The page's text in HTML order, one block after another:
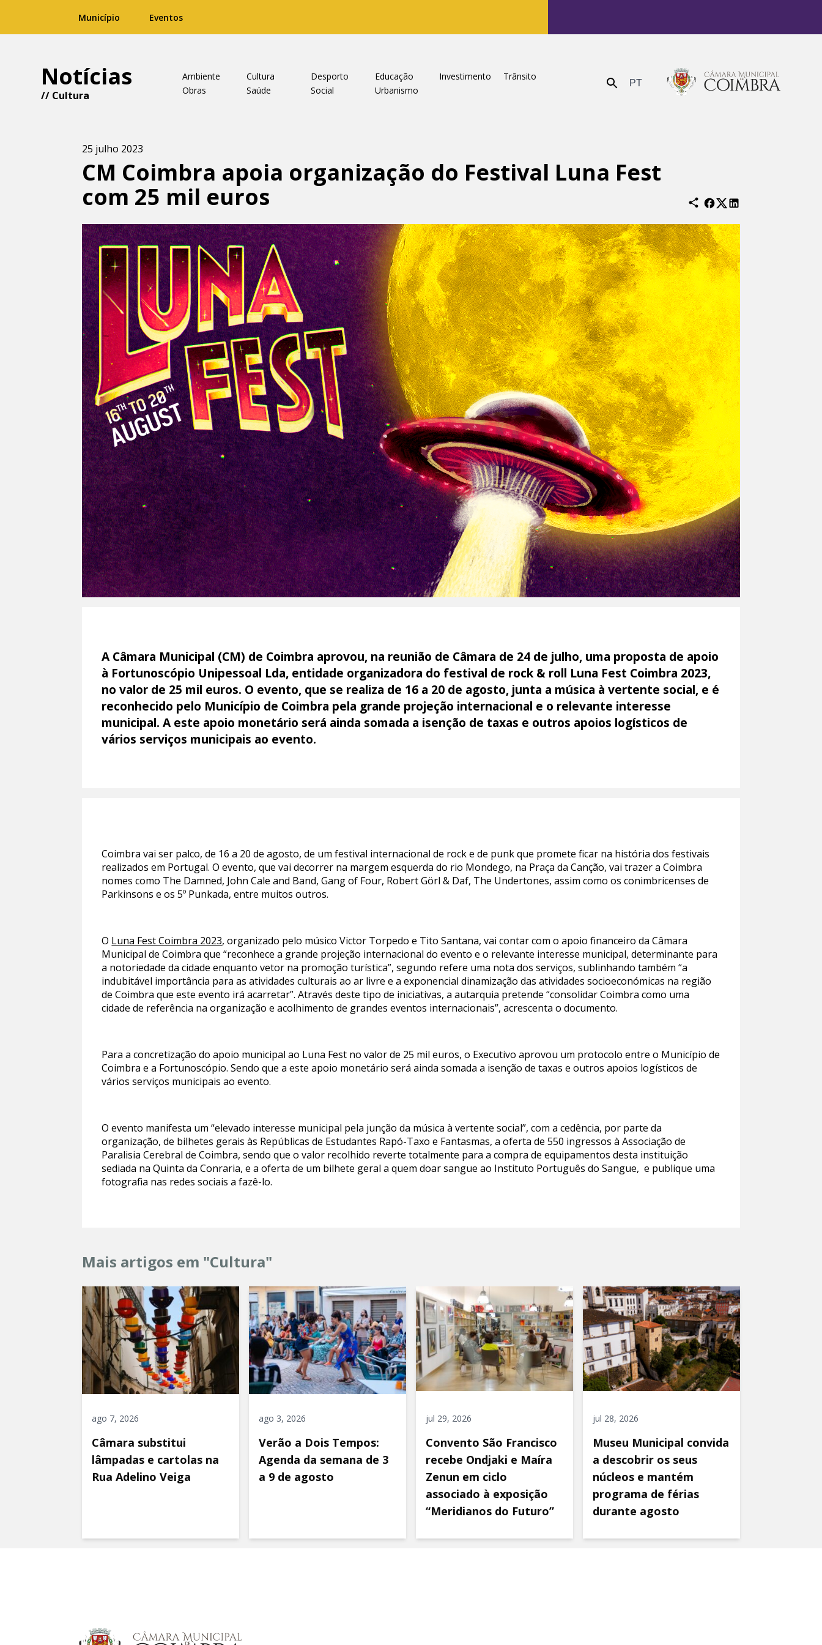
Município Eventos
Notícias
// Cultura
Ambiente Cultura Desporto Educação Investimento
Trânsito
Obras
Saúde Social Urbanismo Enviar PT
25 julho 2023
CM Coimbra apoia organização do Festival Luna Fest
com 25 mil euros
A Câmara Municipal (CM) de Coimbra aprovou, na reunião de Câmara de 24 de julho, uma proposta de apoio
à Fortunoscópio Unipessoal Lda, entidade organizadora do festival de rock & roll Luna Fest Coimbra 2023,
no valor de 25 mil euros. O evento, que se realiza de 16 a 20 de agosto, junta a música à vertente social, e é
reconhecido pelo Município de Coimbra pela grande projeção internacional e o relevante interesse
municipal. A este apoio monetário será ainda somada a isenção de taxas e outros apoios logísticos de
vários serviços municipais ao evento.
Coimbra vai ser palco, de 16 a 20 de agosto, de um festival internacional de rock e de punk que promete ficar na história dos festivais
realizados em Portugal. O evento, que vai decorrer na margem esquerda do rio Mondego, na Praça da Canção, vai trazer a Coimbra
nomes como The Damned, John Cale and Band, Gang of Four, Robert Görl & Daf, The Undertones, assim como os conimbricenses de
Parkinsons e os 5º Punkada, entre muitos outros.
O Luna Fest Coimbra 2023, organizado pelo músico Victor Torpedo e Tito Santana, vai contar com o apoio financeiro da Câmara
Municipal de Coimbra que “reconhece a grande projeção internacional do evento e o relevante interesse municipal, determinante para
a notoriedade da cidade enquanto vetor na promoção turística”, segundo refere uma nota dos serviços, sublinhando também “a
indubitável importância para as atividades culturais ao ar livre e a exponencial dinamização das atividades socioeconómicas na região
de Coimbra que este evento irá acarretar”. Através deste tipo de iniciativas, a autarquia pretende “consolidar Coimbra como uma
cidade de referência na organização e acolhimento de grandes eventos internacionais”, acrescenta o documento.
Para a concretização do apoio municipal ao Luna Fest no valor de 25 mil euros, o Executivo aprovou um protocolo entre o Município de
Coimbra e a Fortunoscópio. Sendo que a este apoio monetário será ainda somada a isenção de taxas e outros apoios logísticos de
vários serviços municipais ao evento.
O evento manifesta um “elevado interesse municipal pela junção da música à vertente social”, com a cedência, por parte da
organização, de bilhetes gerais às Repúblicas de Estudantes Rapó-Taxo e Fantasmas, a oferta de 550 ingressos à Associação de
Paralisia Cerebral de Coimbra, sendo que o valor recolhido reverte totalmente para a compra de equipamentos desta instituição
sediada na Quinta da Conraria, e a oferta de um bilhete geral a quem doar sangue ao Instituto Português do Sangue, e publique uma
fotografia nas redes sociais a fazê-lo.
Mais artigos em "Cultura"
ago 7, 2026
Câmara substitui
lâmpadas e cartolas na
Rua Adelino Veiga
ago 3, 2026
Verão a Dois Tempos:
Agenda da semana de 3
a 9 de agosto
jul 29, 2026
Convento São Francisco
recebe Ondjaki e Maíra
Zenun em ciclo
associado à exposição
“Meridianos do Futuro”
jul 28, 2026
Museu Municipal convida
a descobrir os seus
núcleos e mantém
programa de férias
durante agosto